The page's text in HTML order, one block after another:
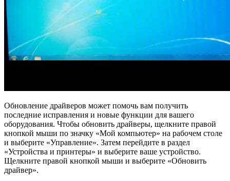
Обновление драйверов может помочь вам получить
последние исправления и новые функции для вашего
оборудования. Чтобы обновить драйверы, щелкните правой
кнопкой мыши по значку «Мой компьютер» на рабочем столе
и выберите «Управление». Затем перейдите в раздел
«Устройства и принтеры» и выберите ваше устройство.
Щелкните правой кнопкой мыши и выберите «Обновить
драйвер».